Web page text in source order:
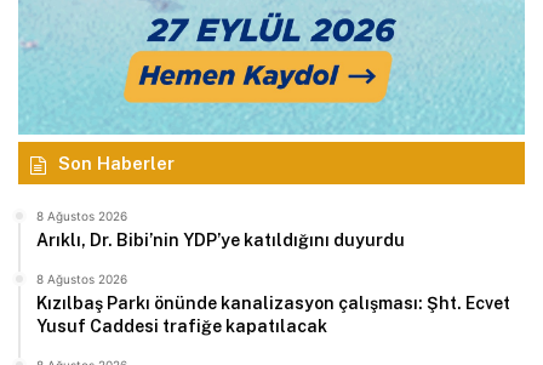
Son Haberler
8 Ağustos 2026
Arıklı, Dr. Bibi’nin YDP’ye katıldığını duyurdu
8 Ağustos 2026
Kızılbaş Parkı önünde kanalizasyon çalışması: Şht. Ecvet
Yusuf Caddesi trafiğe kapatılacak